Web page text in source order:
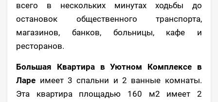
всего в нескольких минутах ходьбы до
остановок общественного транспорта,
магазинов, банков, больницы, кафе и
ресторанов.
Большая Квартира в Уютном Комплексе в
Ларе имеет 3 спальни и 2 ванные комнаты.
Эта квартира площадью 160 м2 имеет 2